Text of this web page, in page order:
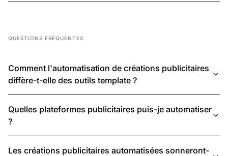
QUESTIONS FRÉQUENTES
Comment l'automatisation de créations publicitaires
diffère-t-elle des outils template ?
Quelles plateformes publicitaires puis-je automatiser
?
Les créations publicitaires automatisées sonneront-